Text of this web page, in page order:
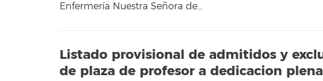
Enfermería Nuestra Señora de…
Listado provisional de admitidos y
de plaza de profesor a dedicacion